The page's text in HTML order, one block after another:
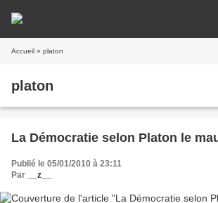
Accueil » platon
platon
La Démocratie selon Platon le
Publié le 05/01/2010 à 23:11
Par
__z__